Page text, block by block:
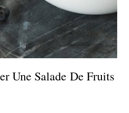
Une Salade De Fruits